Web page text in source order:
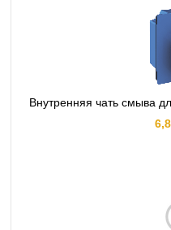
Внутренняя чать смыва